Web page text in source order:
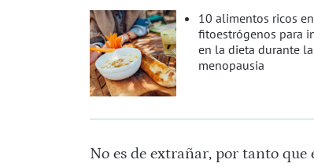
10 alimentos ricos en
fitoestrógenos para
en la dieta durante la
menopausia
No es de extrañar, por tanto